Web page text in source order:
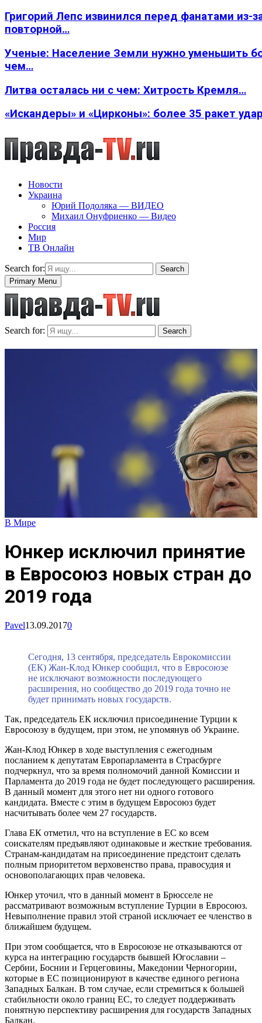
Григорий Лепс извинился перед фанатами из-
повторной…
Ученые: Население Земли нужно уменьшить
чем…
Литва осталась ни с чем: Хитрость Кремля…
«Искандеры» и «Цирконы»: более 35 ракет
Новости
Украина
Юрий Подоляка — ВИДЕО
Михаил Онуфриенко — Видео
Россия
Мир
ТВ Онлайн
Search for:
Search
Primary Menu
Search for: Search
В Мире
Юнкер исключил принятие
в Евросоюз новых стран до
2019 года
Pavel13.09.20170
Сегодня, 13 сентября, председатель Еврокомиссии
(ЕК) Жан-Клод Юнкер сообщил, что в Евросоюзе
не исключают возможности последующего
расширения, но сообщество до 2019 года точно не
будет принимать новых государств.
Так, председатель ЕК исключил присоединение Турции к
Евросоюзу в будущем, при этом, не упомянув об Украине.
Жан-Клод Юнкер в ходе выступления с ежегодным
посланием к депутатам Европарламента в Страсбурге
подчеркнул, что за время полномочий данной Комиссии и
Парламента до 2019 года не будет последующего расширения.
В данный момент для этого нет ни одного готового
кандидата. Вместе с этим в будущем Евросоюз будет
насчитывать более чем 27 государств.
Глава ЕК отметил, что на вступление в ЕС ко всем
соискателям предъявляют одинаковые и жесткие требования.
Странам-кандидатам на присоединение предстоит сделать
полным приоритетом верховенство права, правосудия и
основополагающих прав человека.
Юнкер уточил, что в данный момент в Брюсселе не
рассматривают возможным вступление Турции в Евросоюз.
Невыполнение правил этой страной исключает ее членство в
ближайшем будущем.
При этом сообщается, что в Евросоюзе не отказываются от
курса на интеграцию государств бывшей Югославии –
Сербии, Боснии и Герцеговины, Македонии Черногории,
которые в ЕС позиционируют в качестве единого региона
Западных Балкан. В том случае, если стремиться к большей
стабильности около границ ЕС, то следует поддерживать
понятную перспективу расширения для государств Западных
Балкан.